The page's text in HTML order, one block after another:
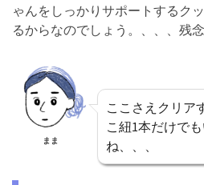
ゃんをしっかりサポートするク
るからなのでしょう。、、、残念
まま
ここさえクリア
こ紐1本だけで
ね、、、